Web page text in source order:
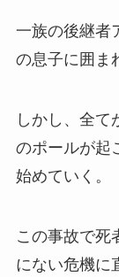
一族の後継者
の息子に囲ま
しかし、全て
のポールが起
始めていく。
この事故で死
にない危機に